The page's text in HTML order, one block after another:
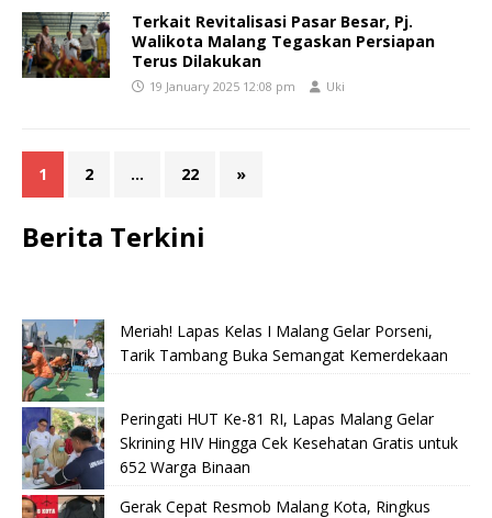
Terkait Revitalisasi Pasar Besar, Pj.
Walikota Malang Tegaskan Persiapan
Terus Dilakukan
19 January 2025 12:08 pm Uki
1 2 … 22 »
Berita Terkini
Meriah! Lapas Kelas I Malang Gelar Porseni,
Tarik Tambang Buka Semangat Kemerdekaan
Peringati HUT Ke-81 RI, Lapas Malang Gelar
Skrining HIV Hingga Cek Kesehatan Gratis untuk
652 Warga Binaan
Gerak Cepat Resmob Malang Kota, Ringkus